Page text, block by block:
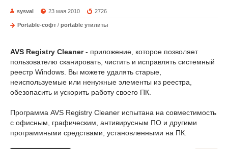
sysval 23 мая 2010 2726
Portable-софт / portable утилиты
AVS Registry Cleaner- приложение, которое позволяет
пользователю сканировать, чистить и исправлять системный
реестр Windows. Вы можете удалять старые,
неиспользуемые или ненужные элементы из реестра,
обезопасить и ускорить работу своего ПК.
Программа AVS Registry Cleaner испытана на совместимость
с офисным, графическим, антивирусным ПО и другими
программными средствами, установленными на ПК.